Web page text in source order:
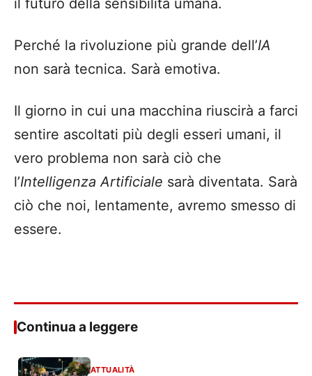
il futuro della sensibilità umana.
Perché la rivoluzione più grande dell’IA
non sarà tecnica. Sarà emotiva.
Il giorno in cui una macchina riuscirà a farci
sentire ascoltati più degli esseri umani, il
vero problema non sarà ciò che
l’Intelligenza Artificiale sarà diventata. Sarà
ciò che noi, lentamente, avremo smesso di
essere.
Continua a leggere
ATTUALITÀ